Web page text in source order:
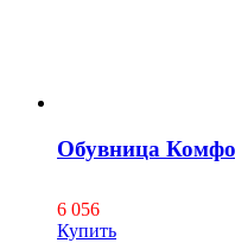
Обувница
6 056
Купить